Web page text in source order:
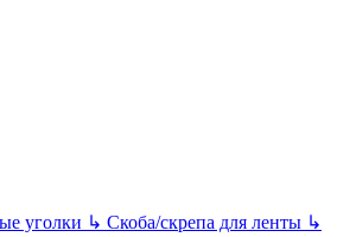
уголки ↳ Скоба/скрепа для ленты ↳